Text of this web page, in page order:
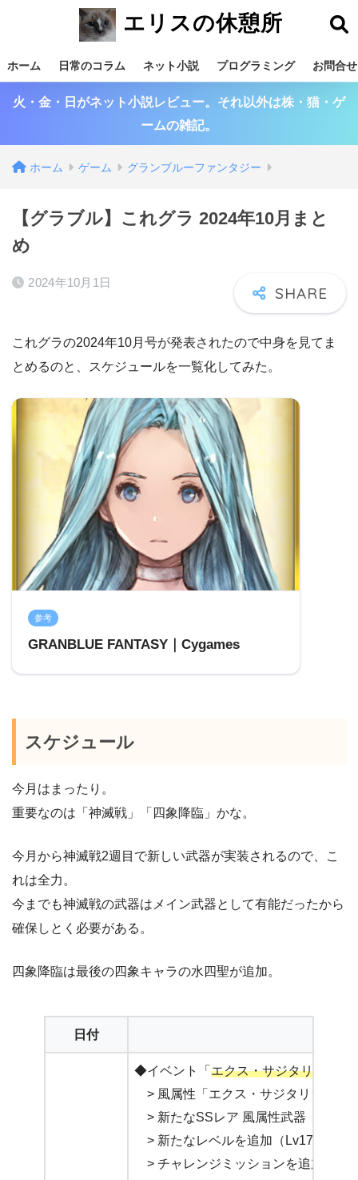
エリスの休憩所
ホーム 日常のコラム ネット小説 プログラミング お問合せ
火・金・日がネット小説レビュー。それ以外は株・猫・ゲ
ームの雑記。
ホーム ゲーム グランブルーファンタジー
【グラブル】これグラ 2024年10月まと
め
2024年10月1日
これグラの2024年10月号が発表されたので中身を見てま
とめるのと、スケジュールを一覧化してみた。
参考
GRANBLUE FANTASY｜Cygames
スケジュール
今月はまったり。
重要なのは「神滅戦」「四象降臨」かな。
今月から神滅戦2週目で新しい武器が実装されるので、こ
れは全力。
今までも神滅戦の武器はメイン武器として有能だったから
確保しとく必要がある。
四象降臨は最後の四象キャラの水四聖が追加。
日付
◆イベント「 エクス・サジタリウス
> 風属性「エクス・サジタリウス」
> 新たなSSレア 風属性武器「
> 新たなレベルを追加（Lv175まで）
> チャレンジミッションを追加